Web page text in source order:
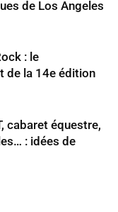
de Los Angeles
: le
de la 14e édition
cabaret équestre,
: idées de